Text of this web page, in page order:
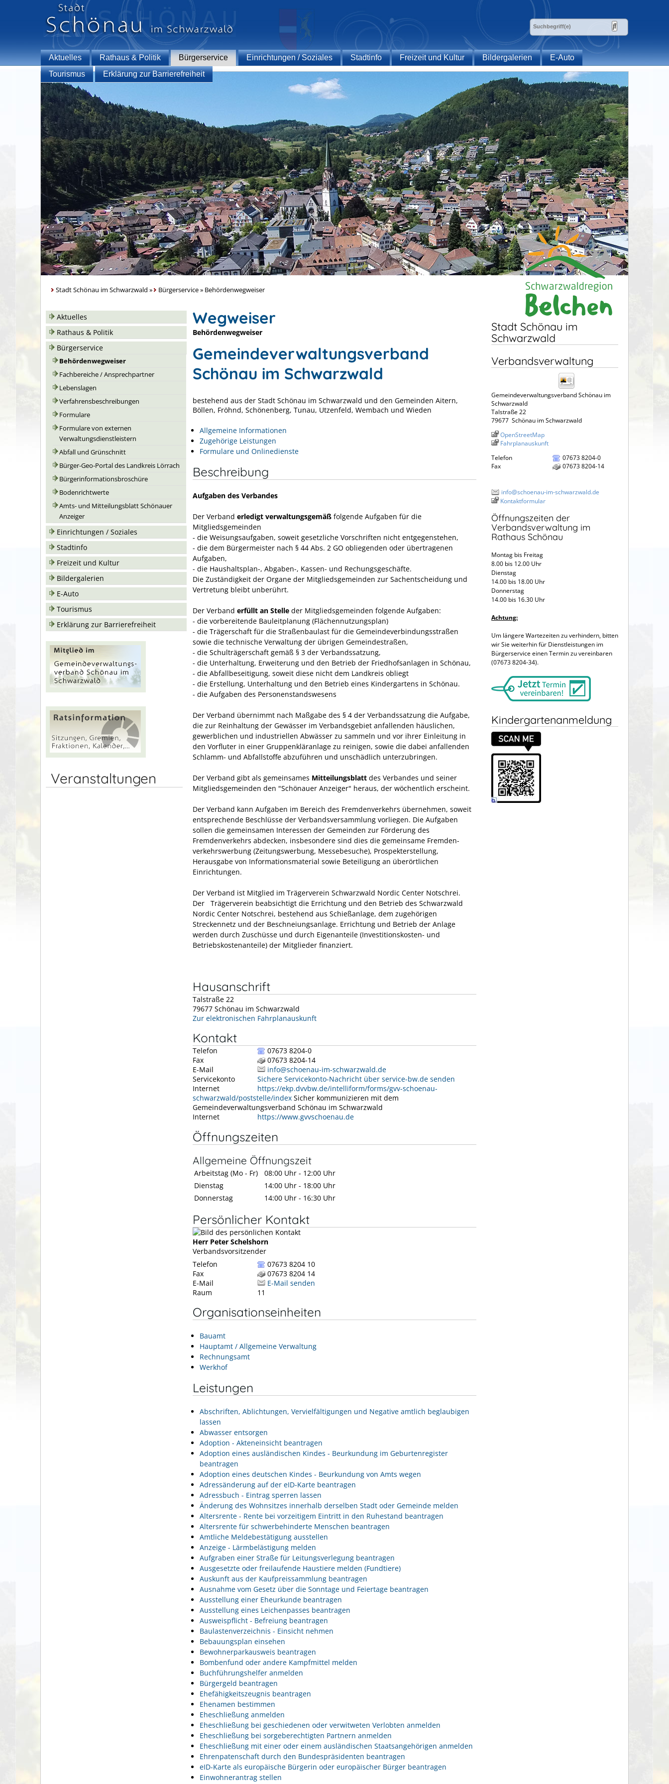
Aktuelles Rathaus & Politik Bürgerservice Einrichtungen / Soziales Stadtinfo Freizeit und Kultur Bildergalerien
E-Auto
Tourismus
Erklärung zur Barrierefreiheit
Stadt Schönau im Schwarzwald » Bürgerservice» Behördenwegweiser
Aktuelles
Rathaus & Politik
Bürgerservice
Behördenwegweiser
Fachbereiche / Ansprechpartner
Lebenslagen
Verfahrensbeschreibungen
Formulare
Formulare von externen
Verwaltungsdienstleistern
Abfall und Grünschnitt
Bürger-Geo-Portal des Landkreis Lörrach
Bürgerinformationsbroschüre
Bodenrichtwerte
Amts- und Mitteilungsblatt Schönauer
Anzeiger
Einrichtungen / Soziales
Stadtinfo
Freizeit und Kultur
Bildergalerien
E-Auto
Tourismus
Erklärung zur Barrierefreiheit
Veranstaltungen
Wegweiser
Behördenwegweiser
Gemeindeverwaltungsverband
Schönau im Schwarzwald
bestehend aus der Stadt Schönau im Schwarzwald und den Gemeinden Aitern,
Böllen, Fröhnd, Schönenberg, Tunau, Utzenfeld, Wembach und Wieden
Allgemeine Informationen
Zugehörige Leistungen
Formulare und Onlinedienste
Beschreibung
Aufgaben des Verbandes
Der Verband erledigt verwaltungsgemäß folgende Aufgaben für die
Mitgliedsgemeinden
- die Weisungsaufgaben, soweit gesetzliche Vorschriften nicht entgegenstehen,
- die dem Bürgermeister nach § 44 Abs. 2 GO obliegenden oder übertragenen
Aufgaben,
- die Haushaltsplan-, Abgaben-, Kassen- und Rechungs­geschäfte.
Die Zuständigkeit der Organe der Mitgliedsgemeinden zur Sachent­scheidung und
Vertretung bleibt unberührt.
Der Verband erfüllt an Stelle der Mitgliedsgemeinden folgende Aufgaben:
- die vorbereitende Bauleitplanung (Flächennutzungsplan)
- die Trägerschaft für die Straßenbaulast für die Gemeindeverbindungsstraßen
sowie die technische Verwaltung der übrigen Gemeindestraßen,
- die Schulträgerschaft gemäß § 3 der Verbandssatzung,
- die Unterhaltung, Erweiterung und den Betrieb der Friedhofsanlagen in Schönau,
- die Abfallbeseitigung, soweit diese nicht dem Land­kreis obliegt
- die Erstellung, Unterhaltung und den Betrieb eines Kindergartens in Schönau.
- die Aufgaben des Personenstandswesens
Der Verband übernimmt nach Maßgabe des § 4 der Verbandssatzung die Aufgabe,
die zur Reinhaltung der Gewässer im Verbandsgebiet anfallenden häuslichen,
gewerblichen und industriellen Abwässer zu sammeln und vor ihrer Einleitung in
den Vorfluter in einer Gruppenkläranlage zu reinigen, sowie die dabei anfallenden
Schlamm- und Abfallstoffe abzuführen und unschädlich unterzubringen.
Der Verband gibt als gemeinsames Mitteilungsblatt des Verbandes und seiner
Mitgliedsgemeinden den "Schönauer Anzeiger" heraus, der wöchentlich erscheint.
Der Verband kann Aufgaben im Bereich des Fremdenverkehrs übernehmen, soweit
entsprechende Beschlüsse der Verbands­versammlung vorliegen. Die Aufgaben
sollen die gemeinsamen Interessen der Gemeinden zur Förderung des
Fremdenverkehrs abdecken, insbesondere sind dies die gemeinsame Fremden­
verkehrswerbung (Zeitungswerbung, Messebesuche), Prospekter­stellung,
Herausgabe von Informationsmaterial sowie Betei­ligung an überörtlichen
Einrichtungen.
Der Verband ist Mitglied im Trägerverein Schwarzwald Nordic Center Notschrei.
Der Trägerverein beabsichtigt die Errichtung und den Betrieb des Schwarzwald
Nordic Center Notschrei, bestehend aus Schießanlage, dem zugehörigen
Streckennetz und der Beschneiungsanlage. Errichtung und Betrieb der Anlage
werden durch Zuschüsse und durch Eigenanteile (Investitionskosten- und
Betriebskostenanteile) der Mitglieder finanziert.
Hausanschrift
Talstraße 22
79677 Schönau im Schwarzwald
Zur elektronischen Fahrplanauskunft
Kontakt
Telefon
07673 8204-0
Fax
07673 8204-14
E-Mail
info@schoenau-im-schwarzwald.de
Servicekonto
Sichere Servicekonto-Nachricht über service-bw.de senden
Internet
https://ekp.dvvbw.de/intelliform/forms/gvv-schoenau-
schwarzwald/poststelle/index Sicher kommunizieren mit dem
Gemeindeverwaltungsverband Schönau im Schwarzwald
Internet
https://www.gvvschoenau.de
Öffnungszeiten
Allgemeine Öffnungszeit
Arbeitstag (Mo - Fr) 08:00 Uhr - 12:00 Uhr
Dienstag
14:00 Uhr - 18:00 Uhr
Donnerstag
14:00 Uhr - 16:30 Uhr
Persönlicher Kontakt
Herr Peter Schelshorn
Verbandsvorsitzender
Telefon
07673 8204 10
Fax
07673 8204 14
E-Mail
E-Mail senden
Raum
11
Organisationseinheiten
Bauamt
Hauptamt / Allgemeine Verwaltung
Rechnungsamt
Werkhof
Leistungen
Abschriften, Ablichtungen, Vervielfältigungen und Negative amtlich beglaubigen
lassen
Abwasser entsorgen
Adoption - Akteneinsicht beantragen
Adoption eines ausländischen Kindes - Beurkundung im Geburtenregister
beantragen
Adoption eines deutschen Kindes - Beurkundung von Amts wegen
Adressänderung auf der eID-Karte beantragen
Adressbuch - Eintrag sperren lassen
Änderung des Wohnsitzes innerhalb derselben Stadt oder Gemeinde melden
Altersrente - Rente bei vorzeitigem Eintritt in den Ruhestand beantragen
Altersrente für schwerbehinderte Menschen beantragen
Amtliche Meldebestätigung ausstellen
Anzeige - Lärmbelästigung melden
Aufgraben einer Straße für Leitungsverlegung beantragen
Ausgesetzte oder freilaufende Haustiere melden (Fundtiere)
Auskunft aus der Kaufpreissammlung beantragen
Ausnahme vom Gesetz über die Sonntage und Feiertage beantragen
Ausstellung einer Eheurkunde beantragen
Ausstellung eines Leichenpasses beantragen
Ausweispflicht - Befreiung beantragen
Baulastenverzeichnis - Einsicht nehmen
Bebauungsplan einsehen
Bewohnerparkausweis beantragen
Bombenfund oder andere Kampfmittel melden
Buchführungshelfer anmelden
Bürgergeld beantragen
Ehefähigkeitszeugnis beantragen
Ehenamen bestimmen
Eheschließung anmelden
Eheschließung bei geschiedenen oder verwitweten Verlobten anmelden
Eheschließung bei sorgeberechtigten Partnern anmelden
Eheschließung mit einer oder einem ausländischen Staatsangehörigen anmelden
Ehrenpatenschaft durch den Bundespräsidenten beantragen
eID-Karte als europäische Bürgerin oder europäischer Bürger beantragen
Einwohnerantrag stellen
Stadt Schönau im
Schwarzwald
Verbandsverwaltung
Gemeindeverwaltungsverband Schönau im
Schwarzwald
Talstraße 22
79677 Schönau im Schwarzwald
OpenStreetMap
Fahrplanauskunft
Telefon
07673 8204-0
Fax
07673 8204-14
info@schoenau-im-schwarzwald.de
Kontaktformular
Öffnungszeiten der
Verbandsverwaltung im
Rathaus Schönau
Montag bis Freitag
8.00 bis 12.00 Uhr
Dienstag
14.00 bis 18.00 Uhr
Donnerstag
14.00 bis 16.30 Uhr
Achtung:
Um längere Wartezeiten zu verhindern, bitten
wir Sie weiterhin für Dienstleistungen im
Bürgerservice einen Termin zu vereinbaren
(07673 8204-34).
Kindergartenanmeldung